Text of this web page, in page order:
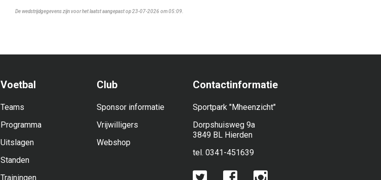
De wedstrijdgegevens zijn voor het laatst aangepast op 23-07-2026 om 05:09.
Voetbal
Teams
Programma
Uitslagen
Standen
Trainingen
Club
Sponsor informatie
Vrijwilligers
Webshop
Contactinformatie
Sportpark "Mheenzicht"
Dorpshuisweg 9a
3849 BL Hierden
tel. 0341-451639